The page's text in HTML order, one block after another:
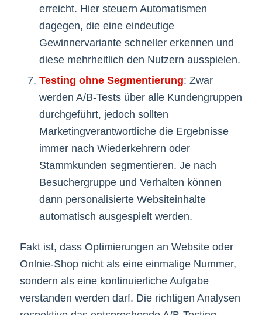
erreicht. Hier steuern Automatismen
dagegen, die eine eindeutige
Gewinnervariante schneller erkennen und
diese mehrheitlich den Nutzern ausspielen.
Testing ohne Segmentierung: Zwar
werden A/B-Tests über alle Kundengruppen
durchgeführt, jedoch sollten
Marketingverantwortliche die Ergebnisse
immer nach Wiederkehrern oder
Stammkunden segmentieren. Je nach
Besuchergruppe und Verhalten können
dann personalisierte Websiteinhalte
automatisch ausgespielt werden.
Fakt ist, dass Optimierungen an Website oder
Onlnie-Shop nicht als eine einmalige Nummer,
sondern als eine kontinuierliche Aufgabe
verstanden werden darf. Die richtigen Analysen